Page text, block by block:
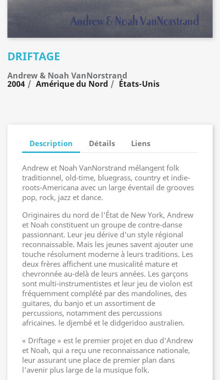
DRIFTAGE
Andrew & Noah VanNorstrand
2004 Amérique du Nord États-Unis
Description Détails Liens
Andrew et Noah VanNorstrand mélangent folk
traditionnel, old-time, bluegrass, country et indie-
roots-Americana avec un large éventail de grooves
pop, rock, jazz et dance.
Originaires du nord de l'État de New York, Andrew
et Noah constituent un groupe de contre-danse
passionnant. Leur jeu dérive d'un style régional
reconnaissable. Mais les jeunes savent ajouter une
touche résolument moderne à leurs traditions. Les
deux frères affichent une musicalité mature et
chevronnée au-delà de leurs années. Les garçons
sont multi-instrumentistes et leur jeu de violon est
fréquemment complété par des mandolines, des
guitares, du banjo et un assortiment de
percussions, notamment des percussions
africaines. le djembé et le didgeridoo australien.
« Driftage » est le premier projet en duo d'Andrew
et Noah, qui a reçu une reconnaissance nationale,
leur assurant une place de premier plan dans
l'avenir plus large de la musique folk.